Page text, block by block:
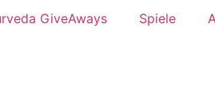
GiveAways Spiele